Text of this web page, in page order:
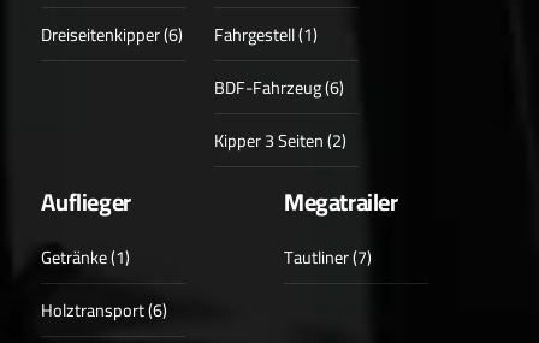
Dreiseitenkipper (6)
Fahrgestell (1)
BDF-Fahrzeug (6)
Kipper 3 Seiten (2)
Auflieger
Getränke (1)
Holztransport (6)
Megatrailer
Tautliner (7)